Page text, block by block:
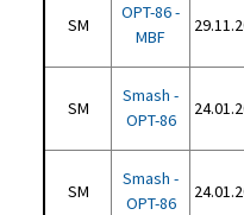
SM
OPT-86 -
MBF
SM
Smash -
OPT-86
SM
Smash -
OPT-86